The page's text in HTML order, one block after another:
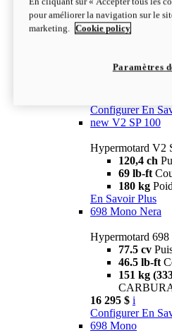
Configurer En
newV2 SP
69 lb-ft
Configurer En
new V2 SP 100
Hypermotard V2
120,4 ch
69 lb-ft
180 kg
En Savoir Plus
698 Mono Nera
Hypermotard
77.5 cv
46.5 lb-ft
151 kg
16 295 $ i
Configurer En
698 Mono
pour améliorer la navigation sur le
marketing.
Cookie policy
Paramètres